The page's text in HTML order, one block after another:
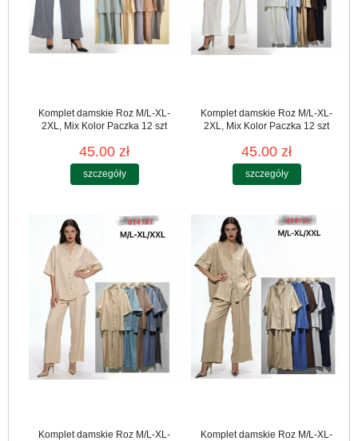
Komplet damskie Roz M/L-XL-
2XL, Mix Kolor Paczka 12 szt
45.00 zł
szczegóły
Komplet damskie Roz M/L-XL-
2XL, Mix Kolor Paczka 12 szt
45.00 zł
szczegóły
Komplet damskie Roz M/L-XL- Komplet damskie Roz M/L-XL-